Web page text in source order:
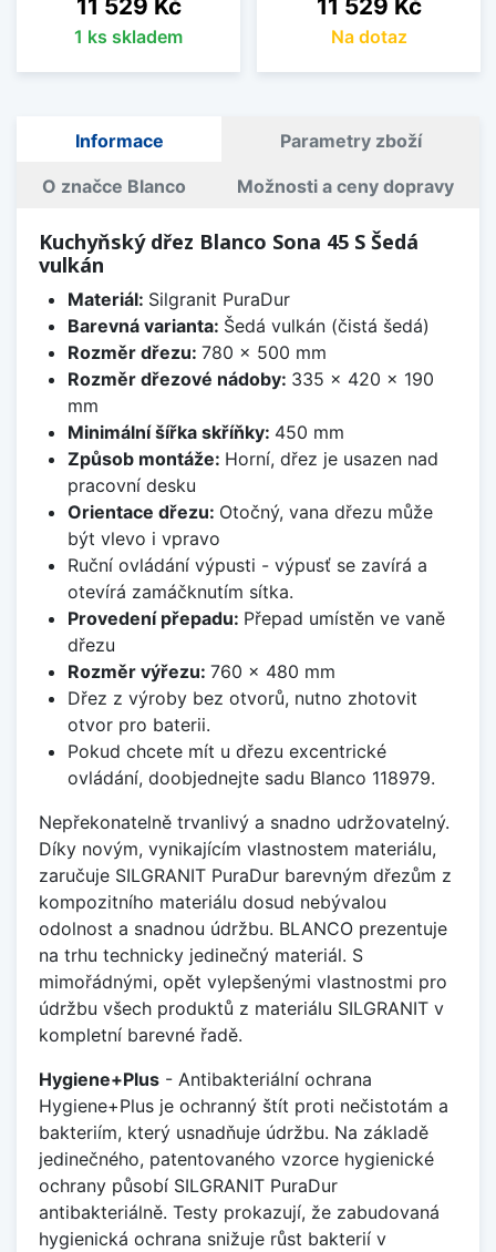
11 529 Kč
1 ks skladem
11 529 Kč
Na dotaz
Informace Parametry zboží
O značce Blanco Možnosti a ceny dopravy
Kuchyňský dřez Blanco Sona 45 S Šedá
vulkán
Materiál: Silgranit PuraDur
Barevná varianta: Šedá vulkán (čistá šedá)
Rozměr dřezu: 780 x 500 mm
Rozměr dřezové nádoby: 335 x 420 x 190
mm
Minimální šířka skříňky: 450 mm
Způsob montáže: Horní, dřez je usazen nad
pracovní desku
Orientace dřezu: Otočný, vana dřezu může
být vlevo i vpravo
Ruční ovládání výpusti - výpusť se zavírá a
otevírá zamáčknutím sítka.
Provedení přepadu: Přepad umístěn ve vaně
dřezu
Rozměr výřezu: 760 x 480 mm
Dřez z výroby bez otvorů, nutno zhotovit
otvor pro baterii.
Pokud chcete mít u dřezu excentrické
ovládání, doobjednejte sadu Blanco 118979.
Nepřekonatelně trvanlivý a snadno udržovatelný.
Díky novým, vynikajícím vlastnostem materiálu,
zaručuje SILGRANIT PuraDur barevným dřezům z
kompozitního materiálu dosud nebývalou
odolnost a snadnou údržbu. BLANCO prezentuje
na trhu technicky jedinečný materiál. S
mimořádnými, opět vylepšenými vlastnostmi pro
údržbu všech produktů z materiálu SILGRANIT v
kompletní barevné řadě.
Hygiene+Plus - Antibakteriální ochrana
Hygiene+Plus je ochranný štít proti nečistotám a
bakteriím, který usnadňuje údržbu. Na základě
jedinečného, patentovaného vzorce hygienické
ochrany působí SILGRANIT PuraDur
antibakteriálně. Testy prokazují, že zabudovaná
hygienická ochrana snižuje růst bakterií v